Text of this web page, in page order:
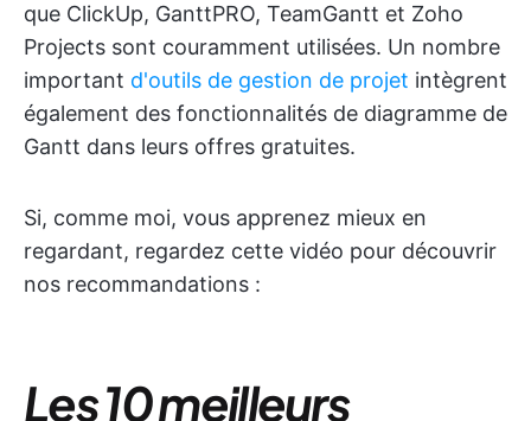
que ClickUp, GanttPRO, TeamGantt et Zoho
Projects sont couramment utilisées. Un nombre
important d'outils de gestion de projet intègrent
également des fonctionnalités de diagramme de
Gantt dans leurs offres gratuites.
Si, comme moi, vous apprenez mieux en
regardant, regardez cette vidéo pour découvrir
nos recommandations :
Les 10 meilleurs